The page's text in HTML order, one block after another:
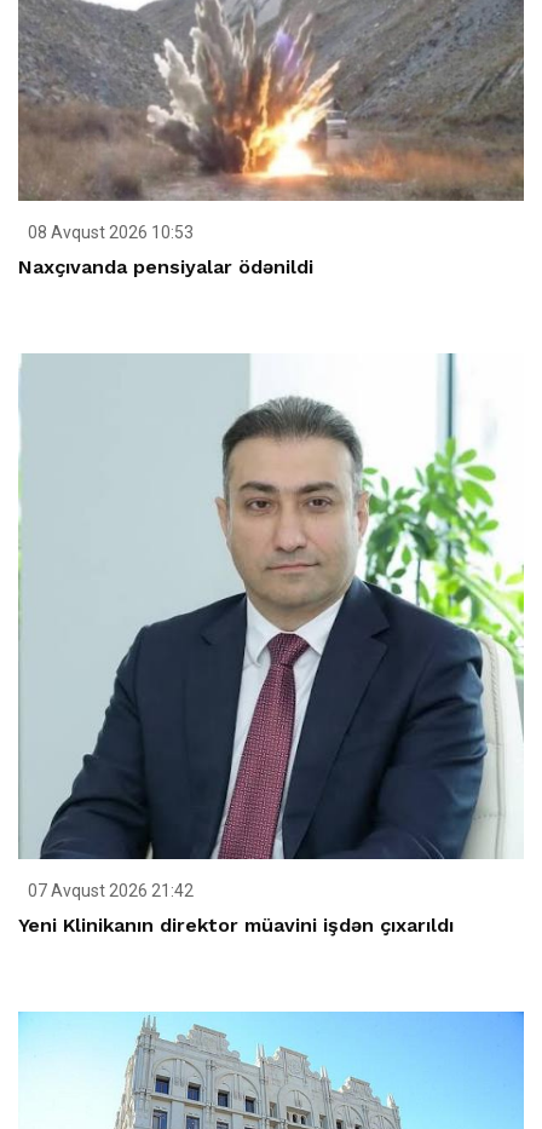
08 Avqust 2026 10:53
Naxçıvanda pensiyalar ödənildi
07 Avqust 2026 21:42
Yeni Klinikanın direktor müavini işdən çıxarıldı